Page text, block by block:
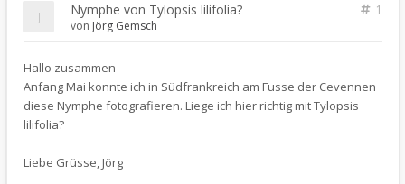
Nymphe von Tylopsis lilifolia?
1
von Jörg Gemsch
Hallo zusammen
Anfang Mai konnte ich in Südfrankreich am Fusse der Cevennen
diese Nymphe fotografieren. Liege ich hier richtig mit Tylopsis
lilifolia?
Liebe Grüsse, Jörg